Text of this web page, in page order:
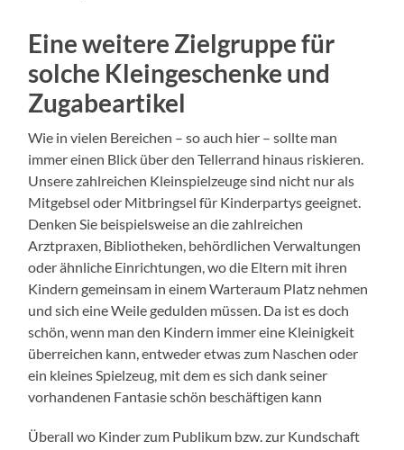
Eine weitere Zielgruppe für
solche Kleingeschenke und
Zugabeartikel
Wie in vielen Bereichen – so auch hier – sollte man
immer einen Blick über den Tellerrand hinaus riskieren.
Unsere zahlreichen Kleinspielzeuge sind nicht nur als
Mitgebsel oder Mitbringsel für Kinderpartys geeignet.
Denken Sie beispielsweise an die zahlreichen
Arztpraxen, Bibliotheken, behördlichen Verwaltungen
oder ähnliche Einrichtungen, wo die Eltern mit ihren
Kindern gemeinsam in einem Warteraum Platz nehmen
und sich eine Weile gedulden müssen. Da ist es doch
schön, wenn man den Kindern immer eine Kleinigkeit
überreichen kann, entweder etwas zum Naschen oder
ein kleines Spielzeug, mit dem es sich dank seiner
vorhandenen Fantasie schön beschäftigen kann
Überall wo Kinder zum Publikum bzw. zur Kundschaft